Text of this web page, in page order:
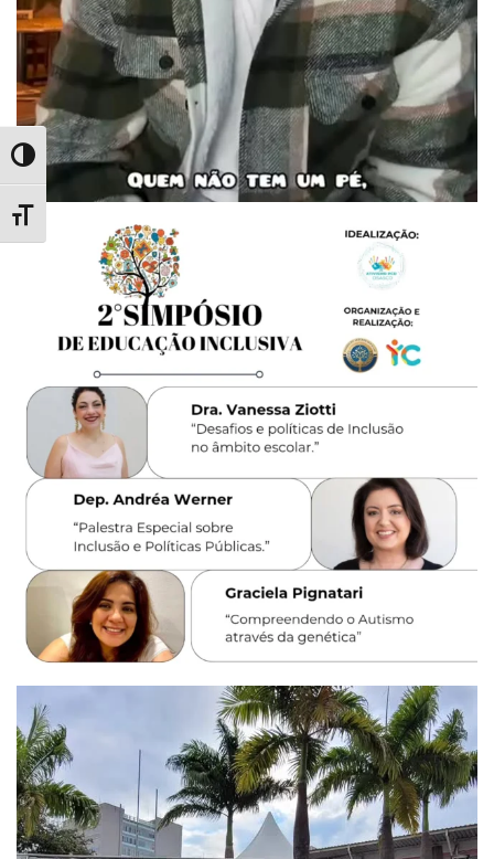
Alternar Alto Contraste
Alternar Tamanho da Fonte